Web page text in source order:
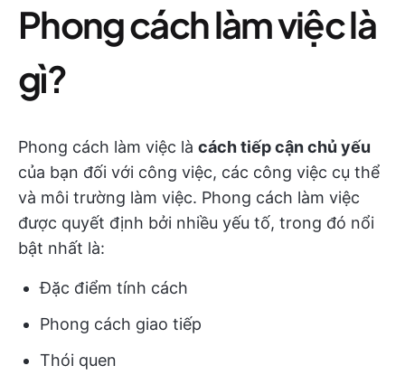
Phong cách làm việc là
gì?
Phong cách làm việc là cách tiếp cận chủ yếu
của bạn đối với công việc, các công việc cụ thể
và môi trường làm việc. Phong cách làm việc
được quyết định bởi nhiều yếu tố, trong đó nổi
bật nhất là:
Đặc điểm tính cách
Phong cách giao tiếp
Thói quen